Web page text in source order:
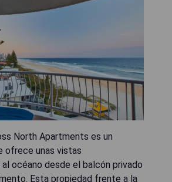
North Apartments es un
ofrece unas vistas
océano desde el balcón privado
Esta propiedad frente a la